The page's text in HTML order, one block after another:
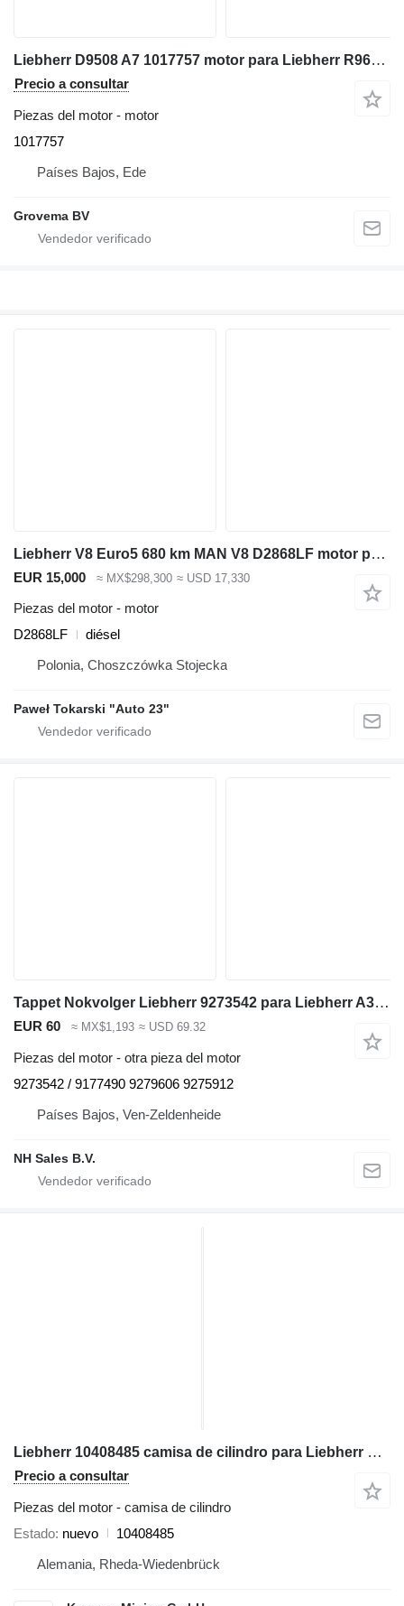
Liebherr D9508 A7 1017757 motor para Liebherr R964C excavadora
Precio a consultar
Piezas del motor - motor
1017757
Países Bajos, Ede
Grovema BV
Liebherr V8 Euro5 680 km MAN V8 D2868LF motor para Liebherr R964, L586 retroexcavadora
EUR 15,000 ≈ MX$298,300 ≈ USD 17,330
Piezas del motor - motor
D2868LF
diésel
Polonia, Choszczówka Stojecka
Paweł Tokarski "Auto 23"
Tappet Nokvolger Liebherr 9273542 para Liebherr A312 / A902 / A904 / A912 / A914 / A922 / A924 / A932 / A944 / A954 / R902 / L534-434 / L538-432 / L541-289 / L544-442 / L544-443 / L544-444 / L554-452 / L564 / L574 / L580 / A942 / A974 / P904 / P912 / P932 / P934 / P942 / P944 / P954 / P964 / P974 / R321 / R902 / R904 / R912 / R914 / R922 / R924 / R932 / R934 / R942 / R944 / R954 / R964 / R974 - A 312 / A 902 / A 904 / A 912 / A 914 / A 922 / A 924 / A 932 / A 944 / A 954 / R 902 / L 534 - 434 / L 538 - 432 / L 541 - 289 / L 544 - 442 / L 544 - 443 / L 544 - 444 / L 554 - 452 / L 564 / L 574 / L580 / A 942 / A 974 / P 904 / P 912 / P 932 / P 934 / P 942 / P 944 / P 954 / P 964 / P 974 / R 321 / R 902 / R 904 / R 912 / R 914 / R 922 / R 924 / R 932 / R 934 / R 942 / R 944 / R 954 / R 964 / R 974 excavadora
EUR 60 ≈ MX$1,193 ≈ USD 69.32
Piezas del motor - otra pieza del motor
9273542 / 9177490 9279606 9275912
Países Bajos, Ven-Zeldenheide
NH Sales B.V.
Liebherr 10408485 camisa de cilindro para Liebherr R964, R966, R970 excavadora
Precio a consultar
Piezas del motor - camisa de cilindro
Estado nuevo
10408485
Alemania, Rheda-Wiedenbrück